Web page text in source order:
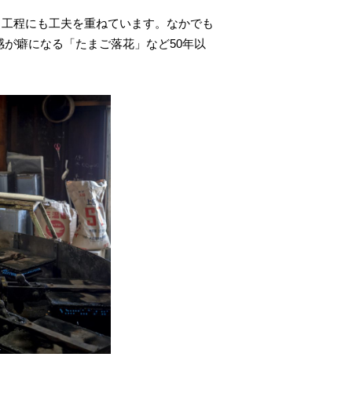
程にも工夫を重ねています。なかでも
癖になる「たまご落花」など50年以